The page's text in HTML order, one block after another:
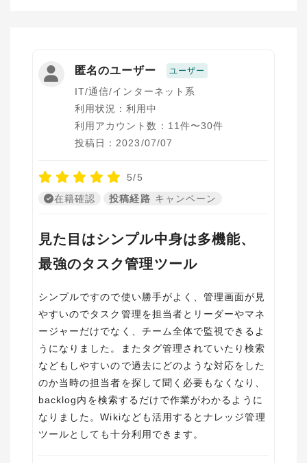
匿名のユーザー ユーザー
IT/通信/インターネット系
利用状況：利用中
利用アカウント数：11件〜30件
投稿日：2023/07/07
5/5
在籍確認
投稿経路 キャンペーン
見た目はシンプル中身は多機能、
最強のタスク管理ツール
シンプルですので使い勝手がよく、管理画面が見
やすいのでタスク管理を担当者とリーダーやマネ
ージャーだけでなく、チーム全体で監視できるよ
うになりました。またタグ管理されていたり検索
などもしやすいので過去にどのような対応をした
のか当時の担当者を探して聞く必要もなくなり、
backlog内を検索するだけで作業がわかるように
なりました。Wikiなども活用するとナレッジ管理
ツールとしても十分利用できます。